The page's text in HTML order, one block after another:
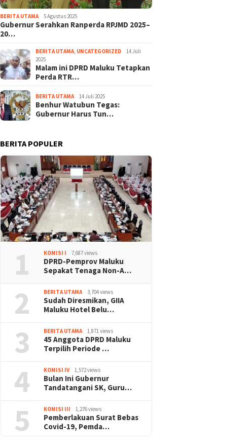
BERITA UTAMA 5 Agustus 2025
Gubernur Serahkan Ranperda RPJMD 2025–
20…
BERITA UTAMA UNCATEGORIZED
14 Juli
2025
Malam ini DPRD Maluku Tetapkan
Perda RTR…
BERITA UTAMA 14 Juli 2025
Benhur Watubun Tegas:
Gubernur Harus Tun…
BERITA POPULER
1 KOMISI I 7,687 views
DPRD-Pemprov Maluku
Sepakat Tenaga Non-A…
2 BERITA UTAMA 3,704 views
Sudah Diresmikan, GIIA
Maluku Hotel Belu…
3 BERITA UTAMA 1,871 views
45 Anggota DPRD Maluku
Terpilih Periode …
4 KOMISI IV 1,572 views
Bulan Ini Gubernur
Tandatangani SK, Guru…
5 KOMISI III 1,276 views
Pemberlakuan Surat Bebas
Covid-19, Pemda…